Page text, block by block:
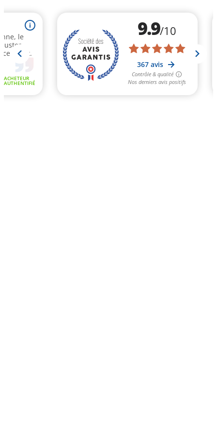
i
le
client.
ACHETEUR
AUTHENTIFIÉ
9.9/10
367 avis
Contrôle & qualité
Nos derniers avis positifs